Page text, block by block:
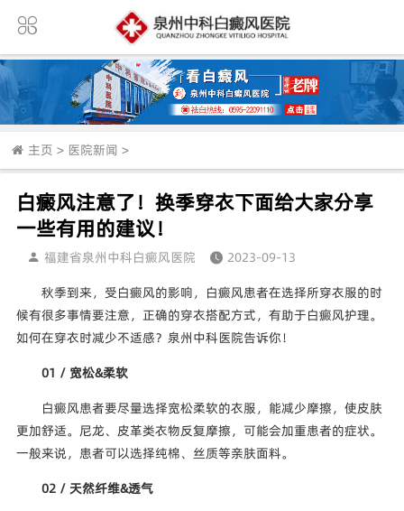
主页 > 医院新闻 >
白癜风注意了！换季穿衣下面给大家分享
一些有用的建议！
福建省泉州中科白癜风医院
2023-09-13
秋季到来，受白癜风的影响，白癜风患者在选择所穿衣服的时
候有很多事情要注意，正确的穿衣搭配方式，有助于白癜风护理。
如何在穿衣时减少不适感？泉州中科医院告诉你！
01 / 宽松&柔软
白癜风患者要尽量选择宽松柔软的衣服，能减少摩擦，使皮肤
更加舒适。尼龙、皮革类衣物反复摩擦，可能会加重患者的症状。
一般来说，患者可以选择纯棉、丝质等亲肤面料。
02 / 天然纤维&透气